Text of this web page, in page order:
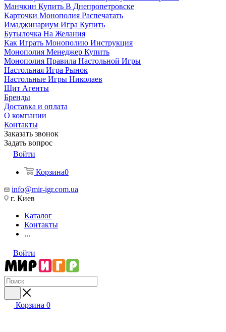
Манчкин Купить В Днепропетровске
Карточки Монополия Распечатать
Имаджинариум Игра Купить
Бутылочка На Желания
Как Играть Монополию Инструкция
Монополия Менеджер Купить
Монополия Правила Настольной Игры
Настольная Игра Рынок
Настольные Игры Николаев
Щит Агенты
Бренды
Доставка и оплата
О компании
Контакты
Заказать звонок
Задать вопрос
Войти
Корзина0
info@mir-igr.com.ua
г. Киев
Каталог
Контакты
...
Войти
Корзина 0